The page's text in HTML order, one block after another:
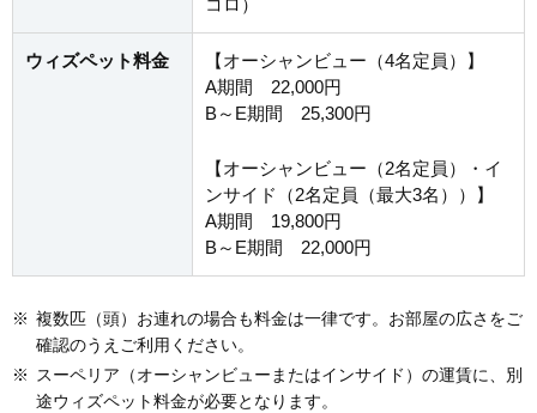
ウィズペット料金
【オーシャンビュー（4名定員）】
A期間 22,000円
B～E期間 25,300円
【オーシャンビュー（2名定員）・イ
ンサイド（2名定員（最大3名））】
A期間 19,800円
B～E期間 22,000円
※ 複数匹（頭）お連れの場合も料金は一律です。お部屋の広さをご
確認のうえご利用ください。
※
スーペリア（オーシャンビューまたはインサイド）の運賃に、別
途ウィズペット料金が必要となります。